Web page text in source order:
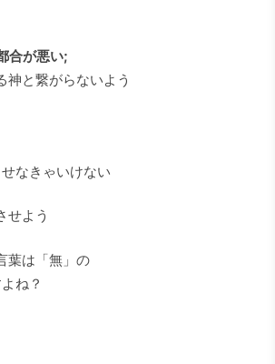
合が悪い;
神と繋がらないよう
なきゃいけない
せよう
葉は「無」の
ね？